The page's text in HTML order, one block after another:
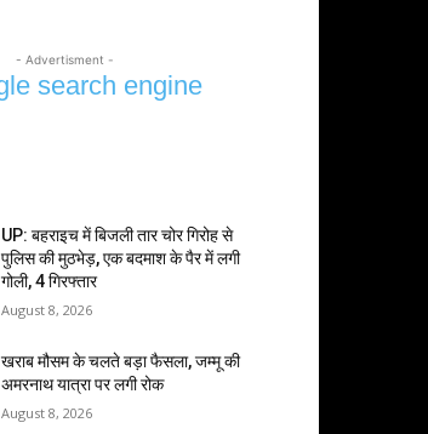
- Advertisment -
UP: बहराइच में बिजली तार चोर गिरोह से
पुलिस की मुठभेड़, एक बदमाश के पैर में लगी
गोली, 4 गिरफ्तार
August 8, 2026
खराब मौसम के चलते बड़ा फैसला, जम्मू की
अमरनाथ यात्रा पर लगी रोक
August 8, 2026